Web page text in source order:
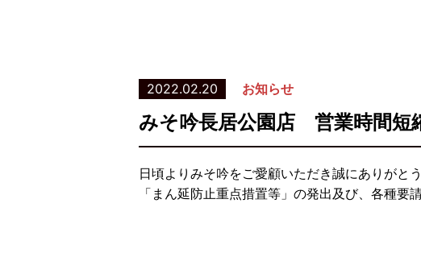
2022.02.20 お知らせ
みそ吟長居公園店 営業時間短
日頃よりみそ吟をご愛顧いただき誠にありがと
「まん延防止重点措置等」の発出及び、各種